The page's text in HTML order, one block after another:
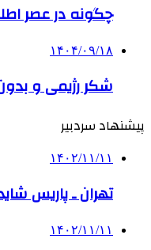
چگونه در عصر
۱۴۰۴/۰۹/۱۸
شکر رژیمی و
پیشنهاد سردبیر
۱۴۰۲/۱۱/۱۱
تهران ـ پاریس
۱۴۰۲/۱۱/۱۱